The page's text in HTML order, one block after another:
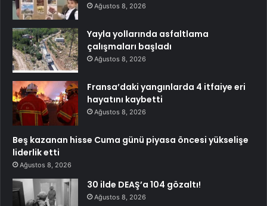
Ağustos 8, 2026
Yayla yollarında asfaltlama
çalışmaları başladı
Ağustos 8, 2026
Fransa’daki yangınlarda 4 itfaiye eri
hayatını kaybetti
Ağustos 8, 2026
Beş kazanan hisse Cuma günü piyasa öncesi yükselişe
liderlik etti
Ağustos 8, 2026
30 ilde DEAŞ’a 104 gözaltı!
Ağustos 8, 2026